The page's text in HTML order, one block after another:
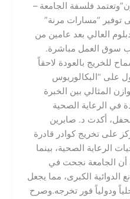
فلسفة الجامعة –
توفير “مسارات مرنة”
العالي بعد عامين من
سوق العمل مباشرة.
للخريج بالعودة لاحقاً
على “البكالوريوس
المثالي بين الخبرة
في الرعاية الصحية
أكدت د. صابرين
على تخريج كوادر قادرة
الرعاية الصحية، بينما
الجامعة نجحت في
الدوائية الكبرى، مما يجعل
ودولياً فور تخرجه.وصرح